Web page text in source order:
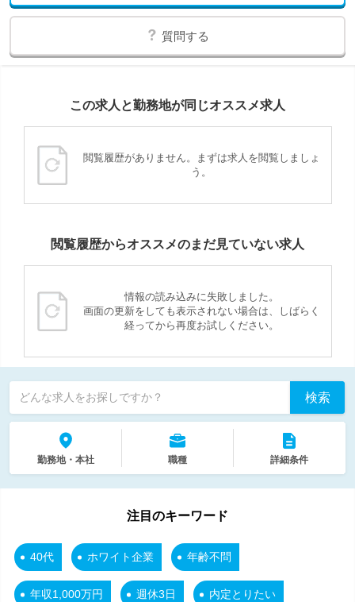
質問する
この求人と勤務地が同じオススメ求人
閲覧履歴がありません。まずは求人を閲覧しましょ
う。
閲覧履歴からオススメのまだ見ていない求人
情報の読み込みに失敗しました。
画面の更新をしても表示されない場合は、しばらく
経ってから再度お試しください。
どんな求人をお探しですか？ 検索
勤務地・本社 職種 詳細条件
注目のキーワード
40代 ホワイト企業 年齢不問
年収1,000万円 週休3日 内定とりたい